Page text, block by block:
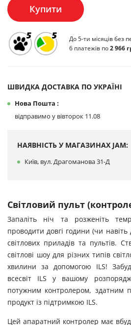
Купити
До 5-ти місяців без
6 платежів по2 966
ШВИДКА ДОСТАВКА ПО УКРАЇНІ
Нова Пошта :
відправимо у вівторок 11.08
НАЯВНІСТЬ У МАГАЗИНАХ JAM:
Київ, вул. Драгоманова 31-Д
Світловий пульт
Запаліть ніч та розженіть
проводити довгі години (чи
світлових приладів та пультів.
світлові шоу для різних типів
хвилини за допомогою ILS!
всесвіт ILS у вашому
потужним контролером, здатним
продукт із підтримкою ILS.
Цей апаратний контролер має